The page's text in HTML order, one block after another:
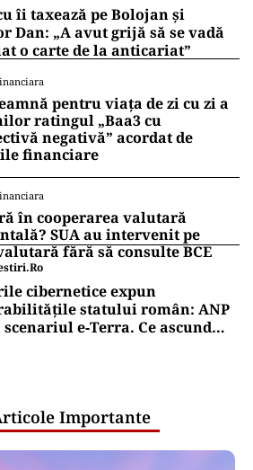
îi taxează pe Bolojan și
Dan: „A avut grijă să se vadă
o carte de la anticariat”
pentru viața de zi cu zi a
ratingul „Baa3 cu
negativă” acordat de
financiare
în cooperarea valutară
SUA au intervenit pe
fără să consulte BCE
cibernetice expun
statului român: ANP
e‑Terra. Ce ascund
Importante